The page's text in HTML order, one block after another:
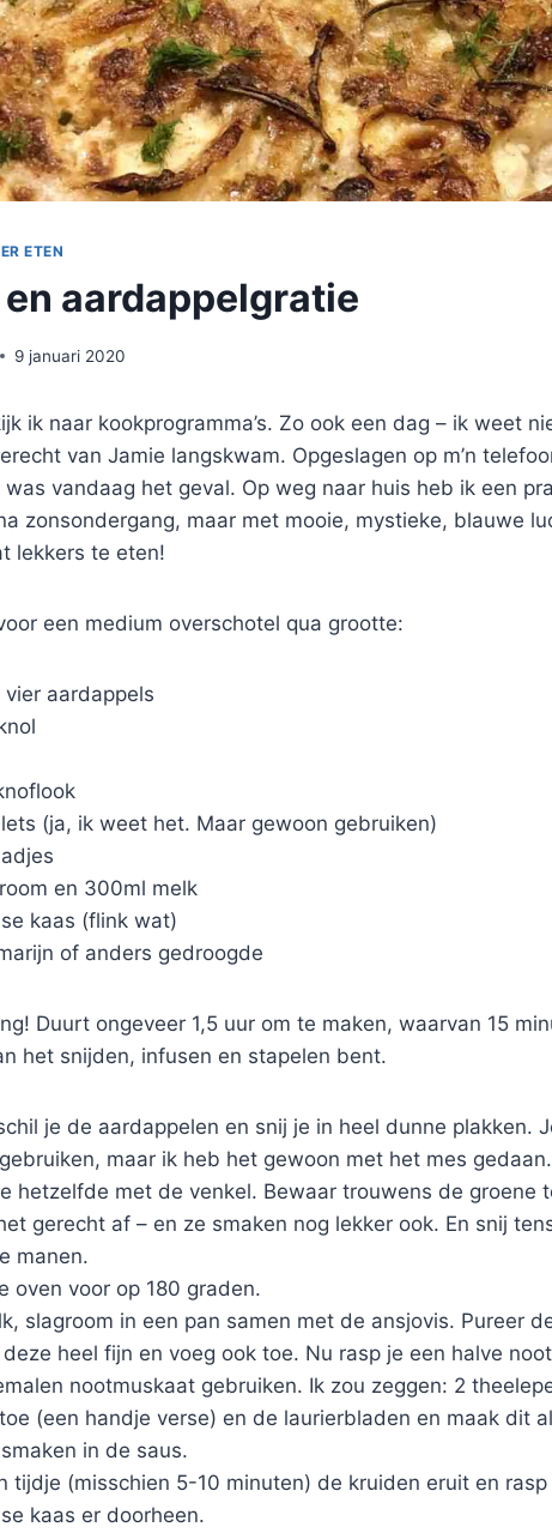
ETEN
aardappelgratie
9 januari 2020
ik naar kookprogramma’s. Zo ook een dag – ik weet
van Jamie langskwam. Opgeslagen op m’n
was vandaag het geval. Op weg naar huis heb ik een
zonsondergang, maar met mooie, mystieke, blauwe
lekkers te eten!
een medium overschotel qua grootte:
vier aardappels
(ja, ik weet het. Maar gewoon gebruiken)
en 300ml melk
kaas (flink wat)
of anders gedroogde
Duurt ongeveer 1,5 uur om te maken, waarvan 15
het snijden, infusen en stapelen bent.
je de aardappelen en snij je in heel dunne plakken.
maar ik heb het gewoon met het mes
hetzelfde met de venkel. Bewaar trouwens de groene
gerecht af – en ze smaken nog lekker ook. En snij
manen.
oven voor op 180 graden.
slagroom in een pan samen met de ansjovis. Pureer
heel fijn en voeg ook toe. Nu rasp je een halve
nootmuskaat gebruiken. Ik zou zeggen: 2
(een handje verse) en de laurierbladen en maak dit
in de saus.
tijdje (misschien 5-10 minuten) de kruiden eruit en
kaas er doorheen.